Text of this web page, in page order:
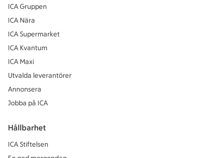
ICA Gruppen
ICA Nära
ICA Supermarket
ICA Kvantum
ICA Maxi
Utvalda leverantörer
Annonsera
Jobba på ICA
Hållbarhet
ICA Stiftelsen